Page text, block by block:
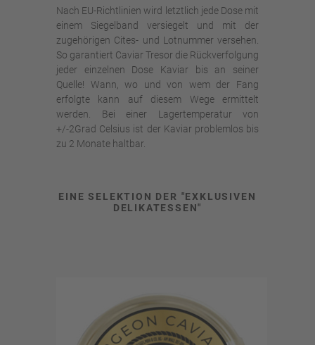
Nach EU-Richtlinien wird letztlich jede Dose mit
einem Siegelband versiegelt und mit der
zugehörigen Cites- und Lotnummer versehen.
So garantiert Caviar Tresor die Rückverfolgung
jeder einzelnen Dose Kaviar bis an seiner
Quelle! Wann, wo und von wem der Fang
erfolgte kann auf diesem Wege ermittelt
werden. Bei einer Lagertemperatur von
+/-2Grad Celsius ist der Kaviar problemlos bis
zu 2 Monate haltbar.
EINE SELEKTION DER "EXKLUSIVEN
DELIKATESSEN"